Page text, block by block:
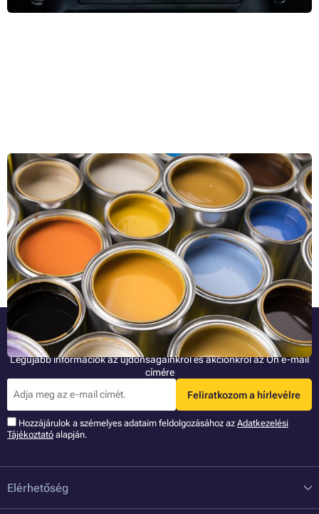
RGB vs. CMYK: Hogyan lehet a legjobb nyomtatási
eredményt elérni?
Képzelje el, hogy egy fontos előadásanyagot nyomtat. Látszólag nincs
benne nehézség- csak a nyomtatás gombot kell megnyomni. Ekkor
észreveszi, hogy a nyomtatott anyag színei nem egyeznek az eredeti
dokumentum színeivel. A forrásfájlhoz képest a nyomtatott
dokumentumon nem olyan élénkek a színek, és például az eredeti
élénkzöldet sötétebb árnyalat váltotta fel. Milyen szerepet játszanak
ebben az RGB és CMYK színmodellek, és mindenekelőtt - hogyan
érhetjük el, hogy a kinyomtatott szín és a képernyőn megjelenített szín
megegyező legyen?
Teljes cikk »
Legyen az elsők között!
Legújabb információk az újdonságainkról és akciónkról az Ön e-mail
címére
Feliratkozom a hírlevélre
Hozzájárulok a szémelyes adataim feldolgozásához az Adatkezelési
Tájékoztató alapján.
Elérhetőség